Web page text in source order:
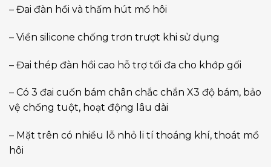
– Đai đàn hồi và thấm hút mồ hôi
– Viền silicone chống trơn trượt khi sử dụng
– Đai thép đàn hồi cao hỗ trợ tối đa cho khớp gối
– Có 3 đai cuốn bám chân chắc chắn X3 độ bám, bảo
vệ chống tuột, hoạt động lâu dài
– Mặt trên có nhiều lỗ nhỏ li tí thoáng khí, thoát mồ
hôi